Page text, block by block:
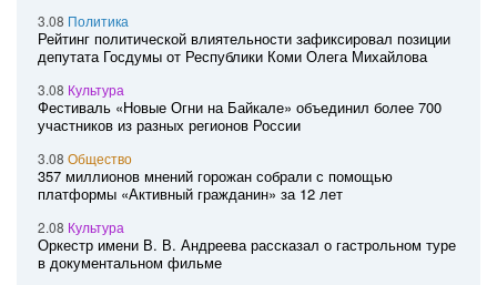
3.08 Политика
Рейтинг политической влиятельности зафиксировал позиции
депутата Госдумы от Республики Коми Олега Михайлова
3.08 Культура
Фестиваль «Новые Огни на Байкале» объединил более 700
участников из разных регионов России
3.08 Общество
357 миллионов мнений горожан собрали с помощью
платформы «Активный гражданин» за 12 лет
2.08 Культура
Оркестр имени В. В. Андреева рассказал о гастрольном туре
в документальном фильме